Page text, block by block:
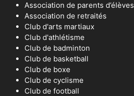
Association de parents d’élèves
Association de retraités
Club d'arts martiaux
Club d'athlétisme
Club de badminton
Club de basketball
Club de boxe
Club de cyclisme
Club de football